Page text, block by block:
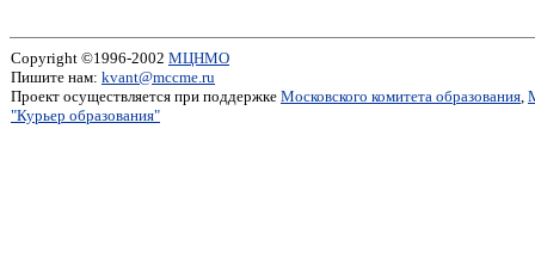
Copyright ©1996-2002 МЦНМО
Пишите нам: kvant@mccme.ru
Проект осуществляется при поддержке Московского комитета образования,
"Курьер образования"